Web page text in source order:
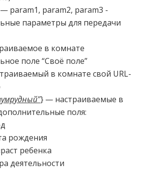
param1, param2, param3 -
параметры для передачи
в комнате
поле “Своё поле”
в комнате свой URL-
} — настраиваемые в
поля:
рождения
ребенка
деятельности